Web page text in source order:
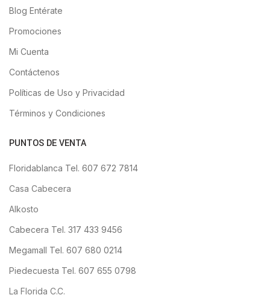
Blog Entérate
Promociones
Mi Cuenta
Contáctenos
Políticas de Uso y Privacidad
Términos y Condiciones
PUNTOS DE VENTA
Floridablanca Tel. 607 672 7814
Casa Cabecera
Alkosto
Cabecera Tel. 317 433 9456
Megamall Tel. 607 680 0214
Piedecuesta Tel. 607 655 0798
La Florida C.C.